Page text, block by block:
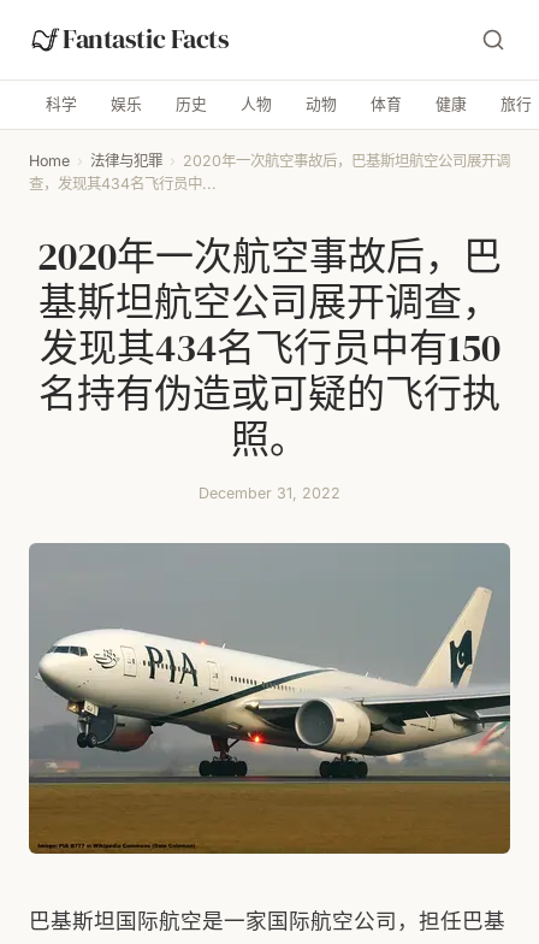
Fantastic Facts
科学 娱乐 历史 人物 动物 体育 健康 旅行
Home › 法律与犯罪 › 2020年一次航空事故后，巴基斯坦航空公司展开调
查，发现其434名飞行员中...
2020年一次航空事故后，巴
基斯坦航空公司展开调查，
发现其434名飞行员中有150
名持有伪造或可疑的飞行执
照。
December 31, 2022
巴基斯坦国际航空是一家国际航空公司，担任巴基